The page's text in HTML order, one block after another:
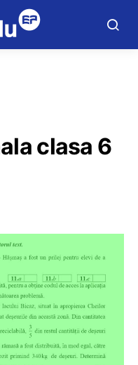
clasa 6